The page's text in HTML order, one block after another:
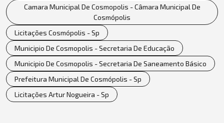
Camara Municipal De Cosmopolis - Câmara Municipal De
Cosmópolis
Licitações Cosmópolis - Sp
Municipio De Cosmopolis - Secretaria De Educação
Municipio De Cosmopolis - Secretaria De Saneamento Básico
Prefeitura Municipal De Cosmópolis - Sp
Licitações Artur Nogueira - Sp